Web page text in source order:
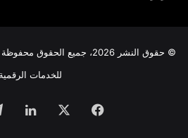
© حقوق النشر 2026، جميع الحقوق محفوظة |
للخدمات الرقمية
فيسبوك